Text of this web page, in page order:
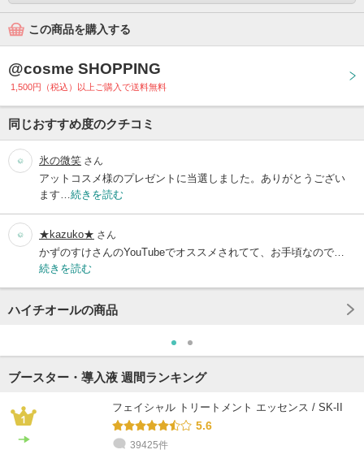
この商品を購入する
@cosme SHOPPING
1,500円（税込）以上ご購入で送料無料
同じおすすめ度のクチコミ
氷の微笑 さん
アットコスメ様のプレゼントに当選しました。ありがとうござい
ます… 続きを読む
★kazuko★ さん
かずのすけさんのYouTubeでオススメされてて、お手頃なので…
続きを読む
ハイチオールの商品
ブースター・導入液 週間ランキング
フェイシャル トリートメント エッセンス / SK-II
5.6
39425件